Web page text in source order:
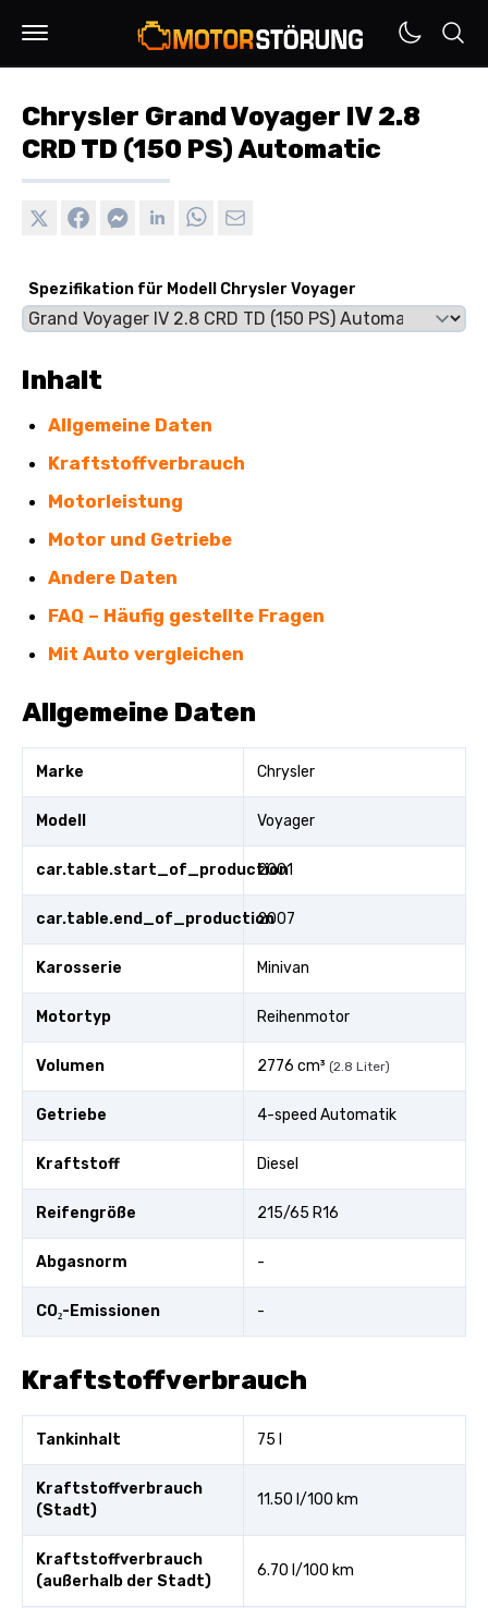
Chrysler Grand Voyager IV 2.8
CRD TD (150 PS) Automatic
Spezifikation für Modell Chrysler Voyager
Inhalt
Allgemeine Daten
Kraftstoffverbrauch
Motorleistung
Motor und Getriebe
Andere Daten
FAQ – Häufig gestellte Fragen
Mit Auto vergleichen
Allgemeine Daten
Marke Chrysler
Modell Voyager
car.table.start_of_production
2001
car.table.end_of_production2007
Karosserie Minivan
Motortyp Reihenmotor
Volumen 2776 cm³ (2.8 Liter)
Getriebe 4-speed Automatik
Kraftstoff Diesel
Reifengröße 215/65 R16
Abgasnorm -
CO₂-Emissionen -
Kraftstoffverbrauch
Tankinhalt 75 l
Kraftstoffverbrauch
(Stadt)
11.50 l/100 km
Kraftstoffverbrauch
(außerhalb der Stadt)
6.70 l/100 km